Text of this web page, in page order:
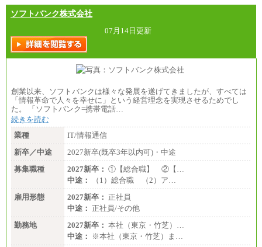
ソフトバンク株式会社
07月14日更新
創業以来、ソフトバンクは様々な発展を遂げてきましたが、すべては
「情報革命で人々を幸せに」という経営理念を実現させるためでし
た。 「ソフトバンク=携帯電話…
続きを読む
業種
IT/情報通信
新卒／中途
2027新卒(既卒3年以内可)・中途
募集職種
2027新卒： ①【総合職】 ②【…
中途：
（1）総合職 （2）ア…
雇用形態
2027新卒： 正社員
中途： 正社員/その他
勤務地
2027新卒： 本社（東京・竹芝）…
中途：
※本社（東京・竹芝）ま…